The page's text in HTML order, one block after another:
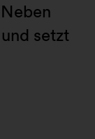
setzt